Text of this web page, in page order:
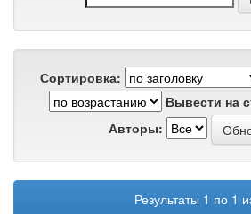
Сортировка:
Вывести на
Авторы:
Результаты 1 по 1